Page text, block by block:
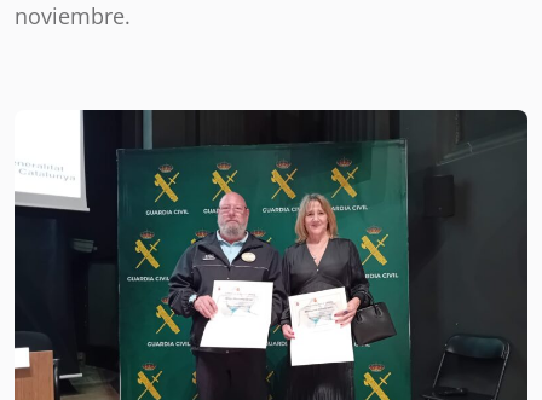
noviembre.